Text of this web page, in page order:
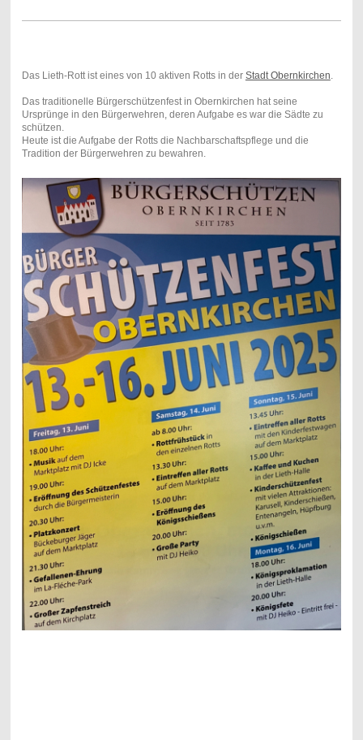
Das Lieth-Rott ist eines von 10 aktiven Rotts in der Stadt Obernkirchen.
Das traditionelle Bürgerschützenfest in Obernkirchen hat seine
Ursprünge in den Bürgerwehren, deren Aufgabe es war die Sädte zu
schützen.
Heute ist die Aufgabe der Rotts die Nachbarschaftspflege und die
Tradition der Bürgerwehren zu bewahren.